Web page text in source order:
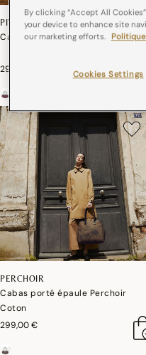
PIVOINE
Cabas porté épaule Pivoine
299,00 €
PERCHOIR
Cabas porté épaule Perchoir
Coton
299,00 €
By clicking “Accept All
your device to enhance site
our marketing efforts.
Cookies Settings